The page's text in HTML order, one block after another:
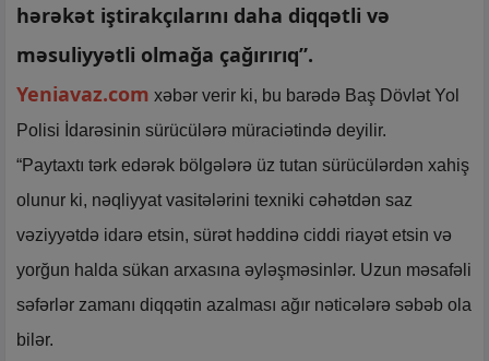
hərəkət iştirakçılarını daha diqqətli və
məsuliyyətli olmağa çağırırıq”.
Yeniavaz.com xəbər verir ki, bu barədə Baş Dövlət Yol
Polisi İdarəsinin sürücülərə müraciətində deyilir.
“Paytaxtı tərk edərək bölgələrə üz tutan sürücülərdən xahiş
olunur ki, nəqliyyat vasitələrini texniki cəhətdən saz
vəziyyətdə idarə etsin, sürət həddinə ciddi riayət etsin və
yorğun halda sükan arxasına əyləşməsinlər. Uzun məsafəli
səfərlər zamanı diqqətin azalması ağır nəticələrə səbəb ola
bilər.